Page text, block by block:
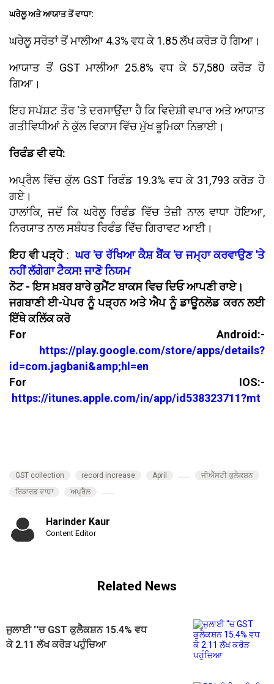
ਘਰੇਲੂ ਅਤੇ ਆਯਾਤ ਤੋਂ ਵਾਧਾ:
ਘਰੇਲੂ ਸਰੋਤਾਂ ਤੋਂ ਮਾਲੀਆ 4.3% ਵਧ ਕੇ 1.85 ਲੱਖ ਕਰੋੜ ਹੋ ਗਿਆ।
ਆਯਾਤ ਤੋਂ GST ਮਾਲੀਆ 25.8% ਵਧ ਕੇ 57,580 ਕਰੋੜ ਹੋ
ਗਿਆ।
ਇਹ ਸਪੱਸ਼ਟ ਤੌਰ 'ਤੇ ਦਰਸਾਉਂਦਾ ਹੈ ਕਿ ਵਿਦੇਸ਼ੀ ਵਪਾਰ ਅਤੇ ਆਯਾਤ
ਗਤੀਵਿਧੀਆਂ ਨੇ ਕੁੱਲ ਵਿਕਾਸ ਵਿੱਚ ਮੁੱਖ ਭੂਮਿਕਾ ਨਿਭਾਈ।
ਰਿਫੰਡ ਵੀ ਵਧੇ:
ਅਪ੍ਰੈਲ ਵਿੱਚ ਕੁੱਲ GST ਰਿਫੰਡ 19.3% ਵਧ ਕੇ 31,793 ਕਰੋੜ ਹੋ
ਗਏ।
ਹਾਲਾਂਕਿ, ਜਦੋਂ ਕਿ ਘਰੇਲੂ ਰਿਫੰਡ ਵਿੱਚ ਤੇਜ਼ੀ ਨਾਲ ਵਾਧਾ ਹੋਇਆ,
ਨਿਰਯਾਤ ਨਾਲ ਸਬੰਧਤ ਰਿਫੰਡ ਵਿੱਚ ਗਿਰਾਵਟ ਆਈ।
ਇਹ ਵੀ ਪੜ੍ਹੋ:ਘਰ 'ਚ ਰੱਖਿਆ ਕੈਸ਼ ਬੈਂਕ 'ਚ ਜਮ੍ਹਾ ਕਰਵਾਉਣ 'ਤੇ
ਨਹੀਂ ਲੱਗੇਗਾ ਟੈਕਸ! ਜਾਣੋ ਨਿਯਮ
ਨੋਟ - ਇਸ ਖ਼ਬਰ ਬਾਰੇ ਕੁਮੈਂਟ ਬਾਕਸ ਵਿਚ ਦਿਓ ਆਪਣੀ ਰਾਏ।
ਜਗਬਾਣੀ ਈ-ਪੇਪਰ ਨੂੰ ਪੜ੍ਹਨ ਅਤੇ ਐਪ ਨੂੰ ਡਾਊਨਲੋਡ ਕਰਨ ਲਈ
ਇੱਥੇ ਕਲਿੱਕ ਕਰੋ
For Android:-
https://play.google.com/store/apps/details?
id=com.jagbani&amp;hl=en
For IOS:-
https://itunes.apple.com/in/app/id538323711?mt
GST collection record increase April
ਜੀਐੱਸਟੀ ਕੁਲੈਕਸ਼ਨ
ਰਿਕਾਰਡ ਵਾਧਾ
ਅਪ੍ਰੈਲ
Harinder Kaur
Content Editor
Related News
ਜੁਲਾਈ ''ਚ GST ਕੁਲੈਕਸ਼ਨ 15.4% ਵਧ
ਕੇ 2.11 ਲੱਖ ਕਰੋੜ ਪਹੁੰਚਿਆ